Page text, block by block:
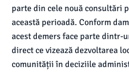
parte din cele nouă consultări
această perioadă. Conform
acest demers face parte dintr-
direct ce vizează dezvoltarea
comunității în deciziile